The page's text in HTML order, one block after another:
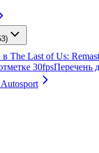
в The Last of Us:
30fpsПеречень